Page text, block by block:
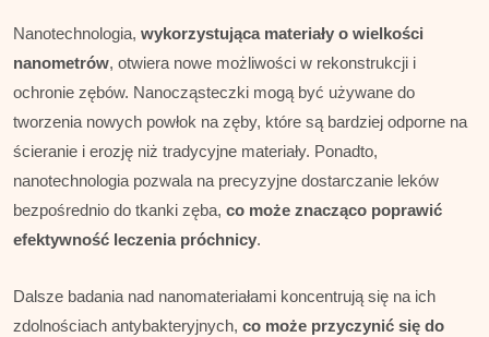
Nanotechnologia, wykorzystująca materiały o wielkości
nanometrów, otwiera nowe możliwości w rekonstrukcji i
ochronie zębów. Nanocząsteczki mogą być używane do
tworzenia nowych powłok na zęby, które są bardziej odporne na
ścieranie i erozję niż tradycyjne materiały. Ponadto,
nanotechnologia pozwala na precyzyjne dostarczanie leków
bezpośrednio do tkanki zęba, co może znacząco poprawić
efektywność leczenia próchnicy.
Dalsze badania nad nanomateriałami koncentrują się na ich
zdolnościach antybakteryjnych, co może przyczynić się do